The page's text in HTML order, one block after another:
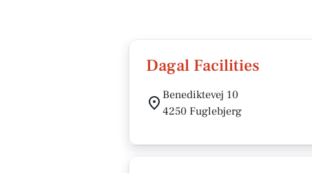
Dagal Facilities
Benediktevej 10
4250 Fuglebjerg